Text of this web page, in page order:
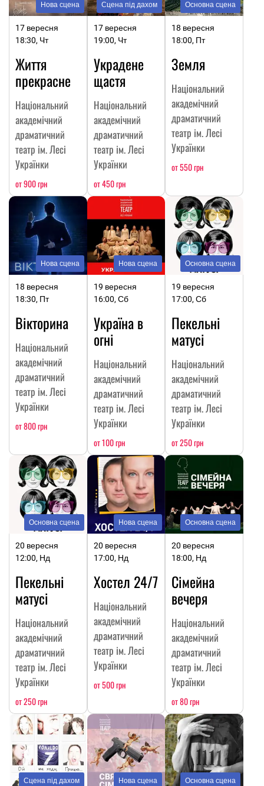
Нова сцена
17 вересня
18:30, Чт
Життя
прекрасне
Національний
академічний
драматичний
театр ім. Лесі
Українки
от 900 грн
Сцена під дахом
17 вересня
19:00, Чт
Украдене
щастя
Національний
академічний
драматичний
театр ім. Лесі
Українки
от 450 грн
Основна сцена
18 вересня
18:00, Пт
Земля
Національний
академічний
драматичний
театр ім. Лесі
Українки
от 550 грн
Нова сцена
18 вересня
18:30, Пт
Вікторина
Національний
академічний
драматичний
театр ім. Лесі
Українки
от 800 грн
Нова сцена
19 вересня
16:00, Сб
Україна в
огні
Національний
академічний
драматичний
театр ім. Лесі
Українки
от 100 грн
Основна сцена
19 вересня
17:00, Сб
Пекельні
матусі
Національний
академічний
драматичний
театр ім. Лесі
Українки
от 250 грн
Основна сцена
20 вересня
12:00, Нд
Пекельні
матусі
Національний
академічний
драматичний
театр ім. Лесі
Українки
от 250 грн
Нова сцена
20 вересня
17:00, Нд
Хостел 24/7
Національний
академічний
драматичний
театр ім. Лесі
Українки
от 500 грн
Основна сцена
20 вересня
18:00, Нд
Сімейна
вечеря
Національний
академічний
драматичний
театр ім. Лесі
Українки
от 80 грн
Сцена під дахом Нова сцена Основна сцена